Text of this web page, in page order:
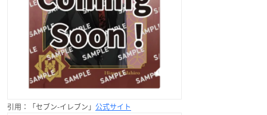
引用：「セブン-イレブン」 公式サイト